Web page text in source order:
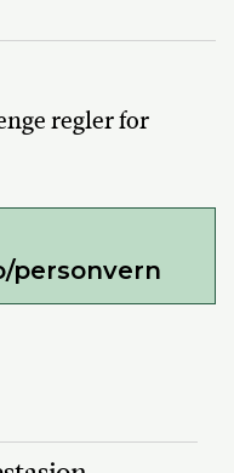
regler for
personvern